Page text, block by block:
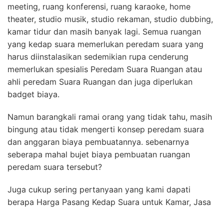
meeting, ruang konferensi, ruang karaoke, home
theater, studio musik, studio rekaman, studio dubbing,
kamar tidur dan masih banyak lagi. Semua ruangan
yang kedap suara memerlukan peredam suara yang
harus diinstalasikan sedemikian rupa cenderung
memerlukan spesialis Peredam Suara Ruangan atau
ahli peredam Suara Ruangan dan juga diperlukan
badget biaya.
Namun barangkali ramai orang yang tidak tahu, masih
bingung atau tidak mengerti konsep peredam suara
dan anggaran biaya pembuatannya. sebenarnya
seberapa mahal bujet biaya pembuatan ruangan
peredam suara tersebut?
Juga cukup sering pertanyaan yang kami dapati
berapa Harga Pasang Kedap Suara untuk Kamar, Jasa